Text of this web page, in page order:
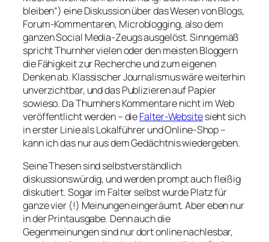
bleiben“) eine Diskussion über das Wesen von Blogs,
Forum-Kommentaren, Microblogging, also dem
ganzen Social Media-Zeugs ausgelöst. Sinngemäß
spricht Thurnher vielen oder den meisten Bloggern
die Fähigkeit zur Recherche und zum eigenen
Denken ab. Klassischer Journalismus wäre weiterhin
unverzichtbar, und das Publizieren auf Papier
sowieso. Da Thurnhers Kommentare nicht im Web
veröffentlicht werden – dieFalter-Websitesieht sich
in erster Linie als Lokalführer und Online-Shop –
kann ich das nur aus dem Gedächtnis wiedergeben.
Seine Thesen sind selbstverständlich
diskussionswürdig, und werden prompt auch fleißig
diskutiert. Sogar im Falterselbst wurde Platz für
ganze vier (!) Meinungen eingeräumt. Aber eben nur
in der Printausgabe. Denn auch die
Gegenmeinungen sind nur dort online nachlesbar,